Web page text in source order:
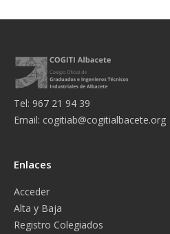
Tel: 967 21 94 39
Email: cogitiab@cogitialbacete.org
Enlaces
Acceder
Alta y Baja
Registro Colegiados